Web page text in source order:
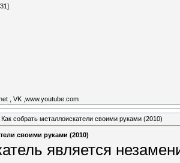
, VK ,www.youtube.com
Как собрать металлоискатели своими руками (2010)
своими руками (2010)
является